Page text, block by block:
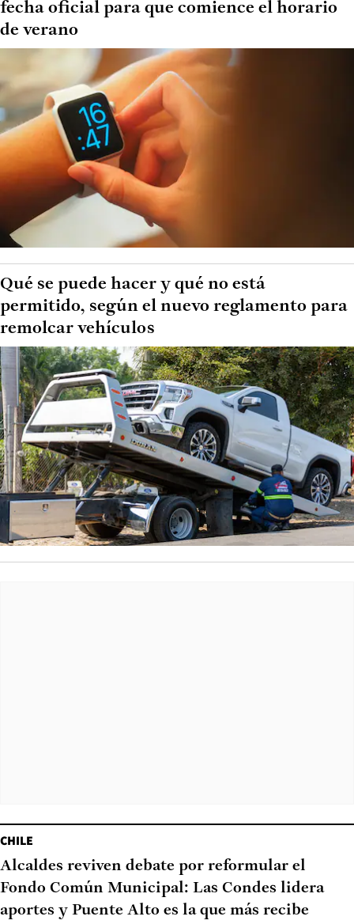
fecha oficial para que comience el horario
de verano
Qué se puede hacer y qué no está
permitido, según el nuevo reglamento para
remolcar vehículos
CHILE
Alcaldes reviven debate por reformular el
Fondo Común Municipal: Las Condes lidera
aportes y Puente Alto es la que más recibe